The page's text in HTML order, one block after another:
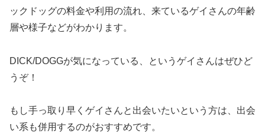
ックドッグの料金や利用の流れ、来ているゲイさんの年齢
層や様子などがわかります。
DICK/DOGGが気になっている、というゲイさんはぜひど
うぞ！
もし手っ取り早くゲイさんと出会いたいという方は、 出会
い系も併用するのがおすすめです。